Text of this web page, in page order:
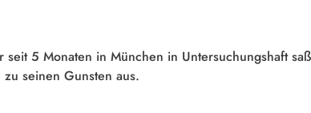
5 Monaten in München in Untersuchungshaft
seinen Gunsten aus.